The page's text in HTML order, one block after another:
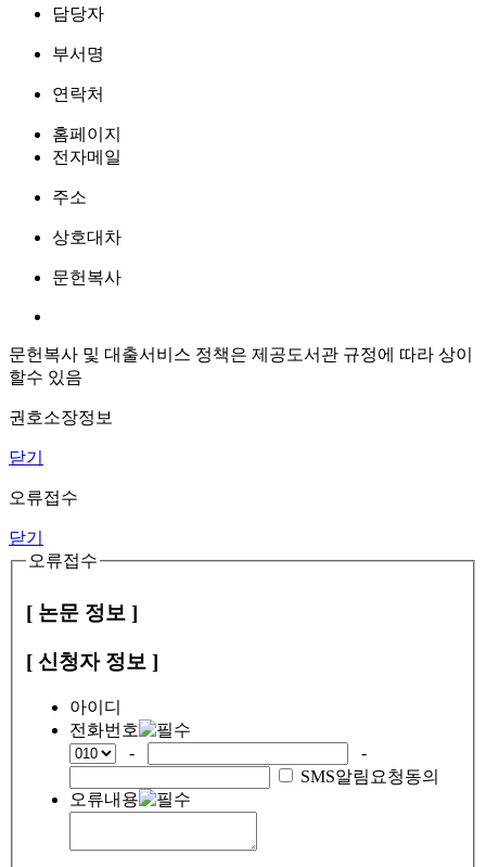
담당자
부서명
연락처
홈페이지
전자메일
주소
상호대차
문헌복사
문헌복사 및 대출서비스 정책은 제공도서관 규정에 따라 상이
할수 있음
권호소장정보
닫기
오류접수
닫기
오류접수
[ 논문 정보 ]
[ 신청자 정보 ]
아이디
전화번호
-
-
SMS알림요청동의
오류내용